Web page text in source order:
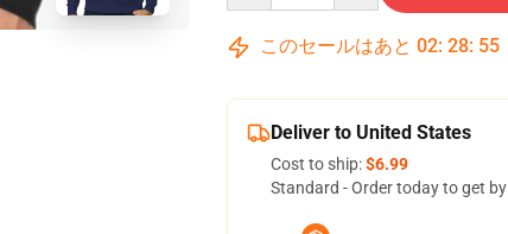
このセールはあと 02: 28: 54
Deliver to United States
Cost to ship:$6.99
Standard - Order today to get by